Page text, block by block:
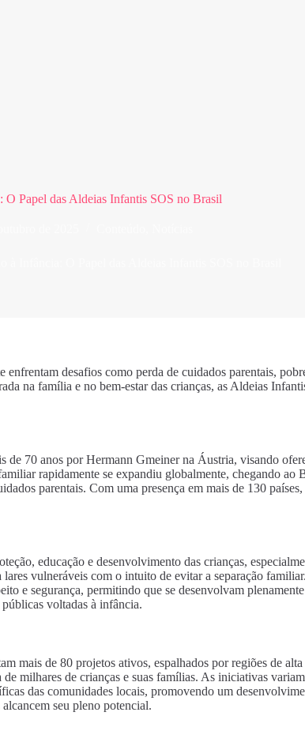
O Papel das Aldeias Infantis SOS no Brasil
desafios como perda de cuidados parentais,
na família e no bem-estar das crianças, as Aldeias
de 70 anos por Hermann Gmeiner na Áustria, visando
rapidamente se expandiu globalmente, chegando
parentais. Com uma presença em mais de 130
educação e desenvolvimento das crianças,
vulneráveis com o intuito de evitar a separação
e segurança, permitindo que se desenvolvam
voltadas à infância.
mais de 80 projetos ativos, espalhados por regiões de
milhares de crianças e suas famílias. As iniciativas
das comunidades locais, promovendo um
seu pleno potencial.